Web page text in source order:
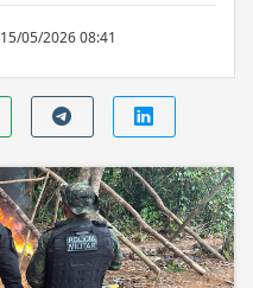
15/05/2026 08:41